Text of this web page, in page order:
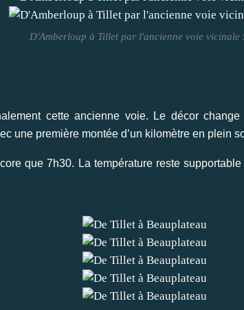
D'Amberloup à Tillet par l'ancienne voie vicinale
cette ancienne voie. Le décor
une première montée d’un kilomètre en plein
que 7h30. La température reste